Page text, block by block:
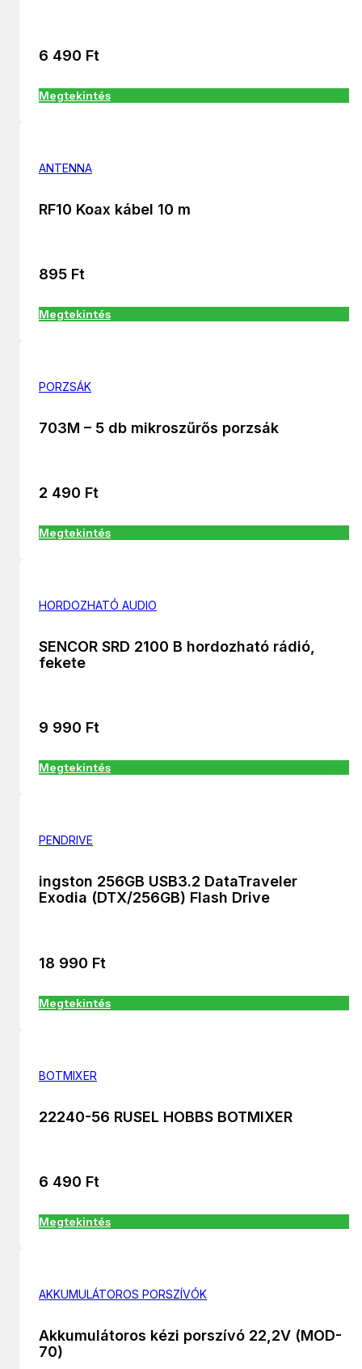
6 490 Ft
Megtekintés
ANTENNA
RF10 Koax kábel 10 m
895 Ft
Megtekintés
PORZSÁK
703M – 5 db mikroszűrős porzsák
2 490 Ft
Megtekintés
HORDOZHATÓ AUDIO
SENCOR SRD 2100 B hordozható rádió,
fekete
9 990 Ft
Megtekintés
PENDRIVE
ingston 256GB USB3.2 DataTraveler
Exodia (DTX/256GB) Flash Drive
18 990 Ft
Megtekintés
BOTMIXER
22240-56 RUSEL HOBBS BOTMIXER
6 490 Ft
Megtekintés
AKKUMULÁTOROS PORSZÍVÓK
Akkumulátoros kézi porszívó 22,2V (MOD-
70)